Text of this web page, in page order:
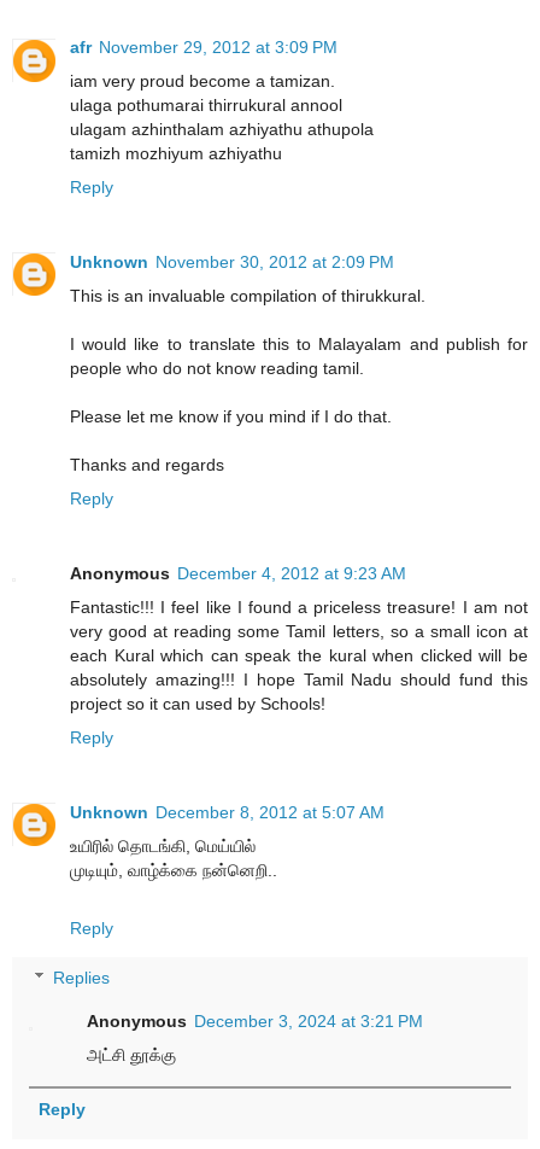
afr November 29, 2012 at 3:09 PM
iam very proud become a tamizan.
ulaga pothumarai thirrukural annool
ulagam azhinthalam azhiyathu athupola
tamizh mozhiyum azhiyathu
Reply
Unknown November 30, 2012 at 2:09 PM
This is an invaluable compilation of thirukkural.
I would like to translate this to Malayalam and publish for
people who do not know reading tamil.
Please let me know if you mind if I do that.
Thanks and regards
Reply
Anonymous December 4, 2012 at 9:23 AM
Fantastic!!! I feel like I found a priceless treasure! I am not
very good at reading some Tamil letters, so a small icon at
each Kural which can speak the kural when clicked will be
absolutely amazing!!! I hope Tamil Nadu should fund this
project so it can used by Schools!
Reply
Unknown December 8, 2012 at 5:07 AM
உயிரில் தொடங்கி, மெய்யில்
முடியும், வாழ்க்கை நன்னெறி..
Reply
Replies
Anonymous December 3, 2024 at 3:21 PM
அட்சி தூக்கு
Reply